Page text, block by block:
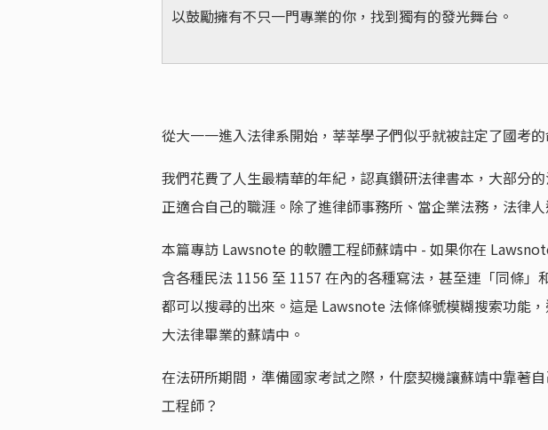
以鼓勵擁有不只一門專業的你，找到獨有的發光舞台。
從大一一進入法律系開始，莘莘學子們似乎就被註定了國考的
我們花費了人生最精華的年紀，認真鑽研法律書本，大部分
正適合自己的職涯。除了進律師事務所、當企業法務，法律
本篇專訪 Lawsnote 的軟體工程師蘇靖中 - 如果你在
含各種民法 1156 至 1157 在內的各種寫法，甚至連「同條
都可以搜尋的出來。這是 Lawsnote 法條條號模糊搜索功能
大法律畢業的蘇靖中。
在法研所期間，準備國家考試之際，什麼契機讓蘇靖中靠著
工程師？